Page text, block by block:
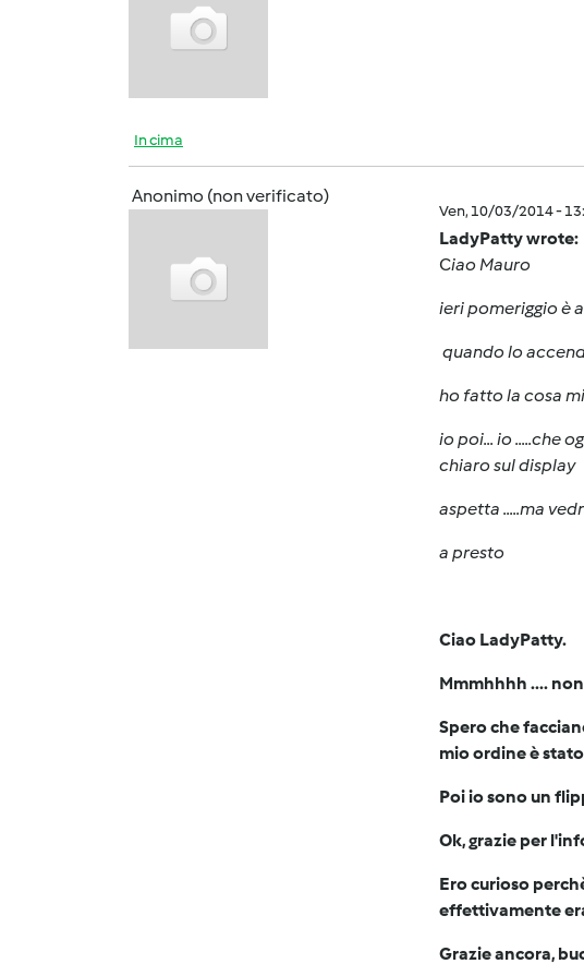
In cima
Anonimo (non verificato)
Ven, 10/03/2014 -
LadyPatty wrote:
Ciao Mauro
ieri pomeriggio è
quando lo accendi
ho fatto la cosa
io poi... io .....che
chiarosul display
aspetta .....ma
a presto
Ciao LadyPatty.
Mmmhhhh ....
Spero che
mio ordine è
Poi io sono un
Ok, grazie per
Ero curioso
effettivamente
Grazie ancora,